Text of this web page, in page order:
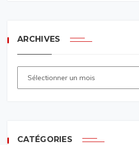
ARCHIVES
CATÉGORIES